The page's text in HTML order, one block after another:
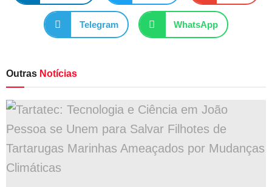
Telegram WhatsApp
Outras Notícias